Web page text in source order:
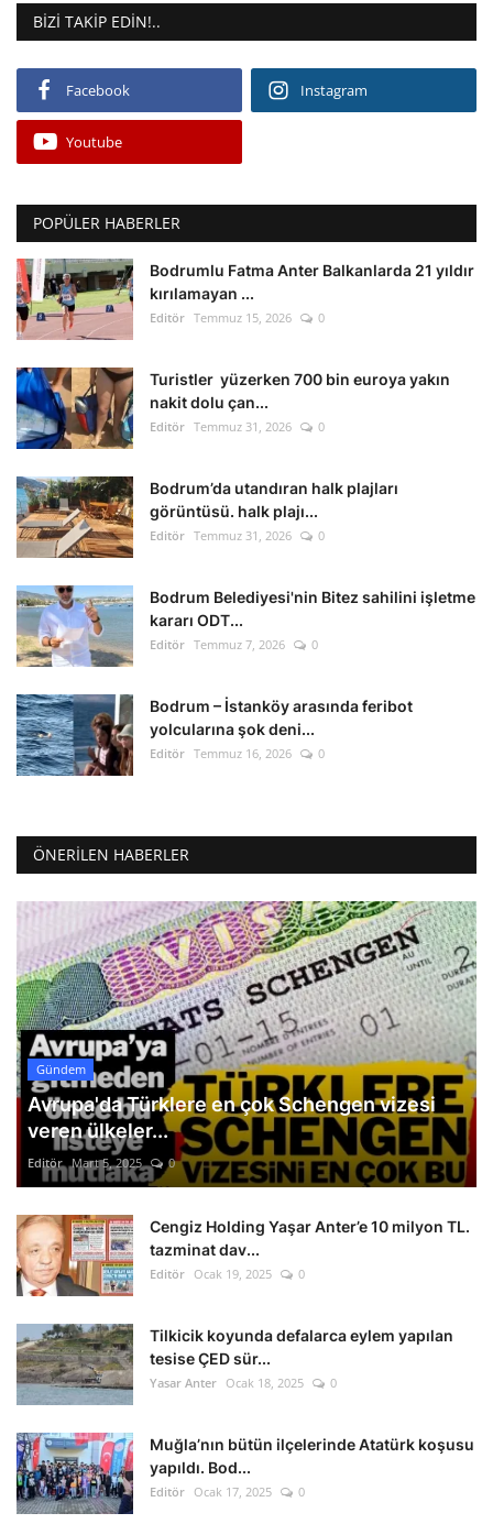
BIZI TAKIP EDIN!..
Facebook Instagram
Youtube
POPÜLER HABERLER
Bodrumlu Fatma Anter Balkanlarda 21 yıldır
kırılamayan ...
Editör Temmuz 15, 2026 0
Turistler yüzerken 700 bin euroya yakın
nakit dolu çan...
Editör Temmuz 31, 2026 0
Bodrum’da utandıran halk plajları
görüntüsü. halk plajı...
Editör Temmuz 31, 2026 0
Bodrum Belediyesi'nin Bitez sahilini işletme
kararı ODT...
Editör Temmuz 7, 2026 0
Bodrum – İstanköy arasında feribot
yolcularına şok deni...
Editör Temmuz 16, 2026 0
ÖNERILEN HABERLER
Gündem
Avrupa'da Türklere en çok Schengen vizesi
veren ülkeler...
Editör Mart 5, 2025 0
Cengiz Holding Yaşar Anter’e 10 milyon TL.
tazminat dav...
Editör Ocak 19, 2025 0
Tilkicik koyunda defalarca eylem yapılan
tesise ÇED sür...
Yasar Anter Ocak 18, 2025 0
Muğla’nın bütün ilçelerinde Atatürk koşusu
yapıldı. Bod...
Editör Ocak 17, 2025 0